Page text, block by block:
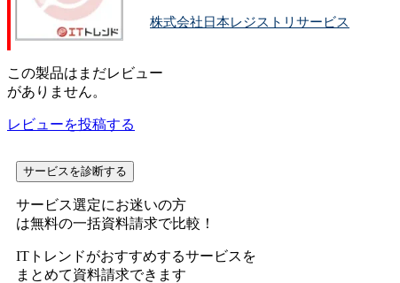
株式会社日本レジストリサービス
この製品はまだレビュー
がありません。
レビューを投稿する
サービスを診断する
サービス選定にお迷いの方
は無料の一括資料請求で比較！
ITトレンドがおすすめするサービスを
まとめて資料請求できます